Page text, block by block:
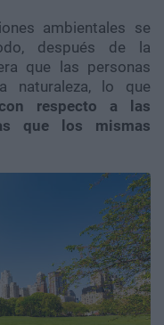
ambientales se
después de la
que las personas
naturaleza, lo que
respecto a las
que los mismas